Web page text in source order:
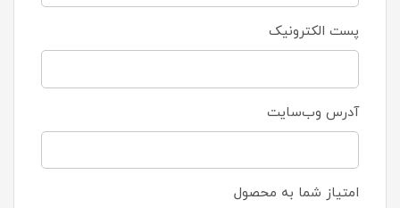
پست الکترونیک
آدرس وب‌سایت
امتیاز شما به محصول